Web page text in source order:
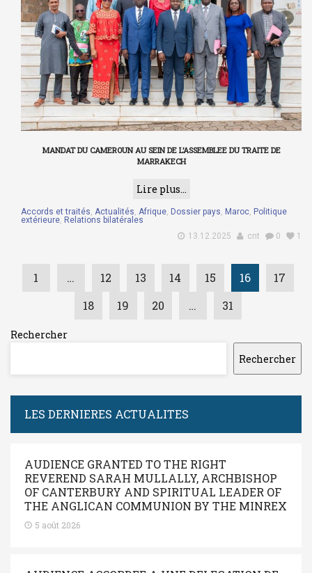
MANDAT DU CAMEROUN AU SEIN DE L’ASSEMBLEE DU TRAITE DE
MARRAKECH
Lire plus...
Accords et traités, Actualités, Afrique, Dossier pays, Maroc, Politique
extérieure, Relations bilatérales
13.12.2025
cnt 0 1
1 … 12 13 14 15 16
17
18
19 20 … 31
Rechercher
Rechercher
LES DERNIERES ACTUALITES
AUDIENCE GRANTED TO THE RIGHT
REVEREND SARAH MULLALLY, ARCHBISHOP
OF CANTERBURY AND SPIRITUAL LEADER OF
THE ANGLICAN COMMUNION BY THE MINREX
5 août 2026